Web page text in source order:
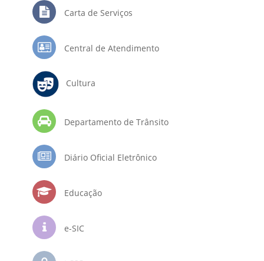
Carta de Serviços
Central de Atendimento
Cultura
Departamento de Trânsito
Diário Oficial Eletrônico
Educação
e-SIC